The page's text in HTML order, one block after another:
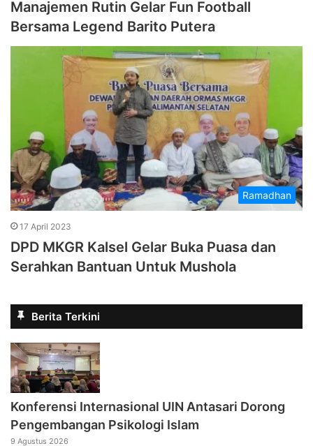
Manajemen Rutin Gelar Fun Football
Bersama Legend Barito Putera
Ramadhan
17 April 2023
DPD MKGR Kalsel Gelar Buka Puasa dan
Serahkan Bantuan Untuk Mushola
Berita Terkini
Konferensi Internasional UIN Antasari Dorong
Pengembangan Psikologi Islam
9 Agustus 2026